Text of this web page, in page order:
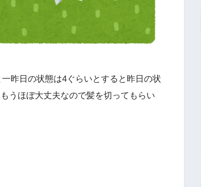
昨日の状態は4ぐらいとすると昨日の状
うほぼ大丈夫なので髪を切ってもらい